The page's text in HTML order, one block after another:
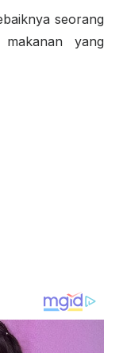
seorang
yang